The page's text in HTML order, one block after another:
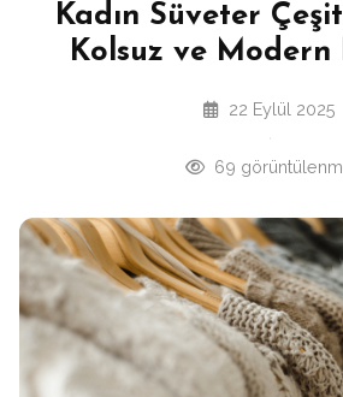
Kadın Süveter
Kolsuz ve Modern
22 Eylül 2025
69